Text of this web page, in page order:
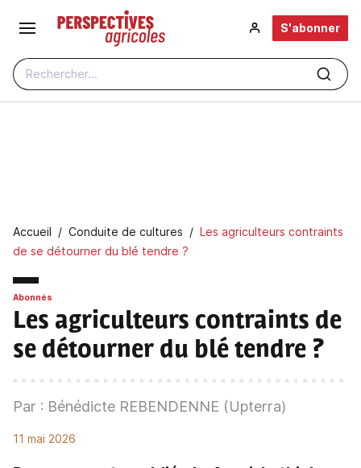
Aller au contenu principal
Rechercher...
S'abonner
Fil d'Ariane
Accueil Conduite de cultures
Les agriculteurs contraints
de se détourner du blé tendre ?
Abonnés
Les agriculteurs contraints de
se détourner du blé tendre ?
Par : Bénédicte REBENDENNE (Upterra)
11 mai 2026